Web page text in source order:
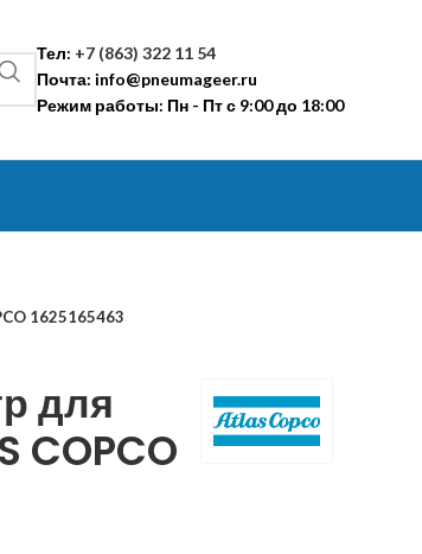
Тел: +7 (863) 322 11 54
Почта: info@pneumageer.ru
Режим работы: Пн - Пт с 9:00 до 18:00
1625165463
для
COPCO